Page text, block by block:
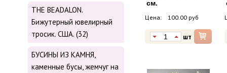
THE BEADALON.
Бижутерный ювелирный
тросик. США. (32)
БУСИНЫ ИЗ КАМНЯ,
каменные бусы, жемчуг на
см.
Цена: 100.00 руб
шт